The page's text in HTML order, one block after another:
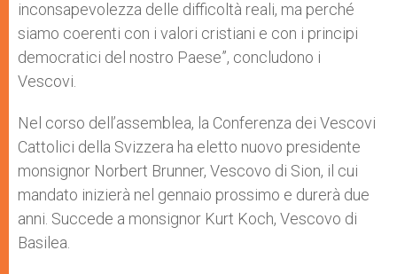
inconsapevolezza delle difficoltà reali, ma perché
siamo coerenti con i valori cristiani e con i principi
democratici del nostro Paese”, concludono i
Vescovi.
Nel corso dell’assemblea, la Conferenza dei Vescovi
Cattolici della Svizzera ha eletto nuovo presidente
monsignor Norbert Brunner, Vescovo di Sion, il cui
mandato inizierà nel gennaio prossimo e durerà due
anni. Succede a monsignor Kurt Koch, Vescovo di
Basilea.